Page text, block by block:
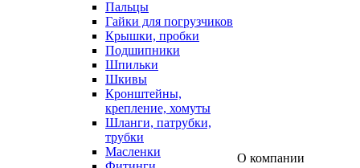
Пальцы
Гайки для погрузчиков
Крышки, пробки
Подшипники
Шпильки
Шкивы
Кронштейны,
крепление, хомуты
Шланги, патрубки,
трубки
Масленки
О компании